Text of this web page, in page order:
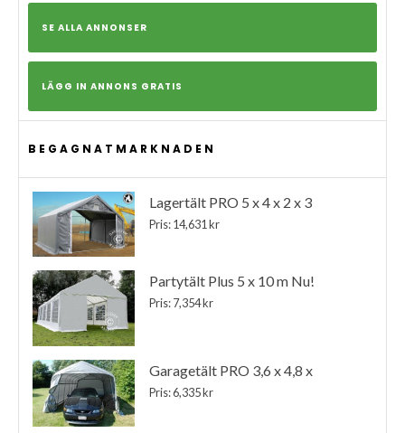
SE ALLA ANNONSER
LÄGG IN ANNONS GRATIS
BEGAGNATMARKNADEN
Lagertält PRO 5 x 4 x 2 x 3
Pris: 14,631 kr
Partytält Plus 5 x 10 m Nu!
Pris: 7,354 kr
Garagetält PRO 3,6 x 4,8 x
Pris: 6,335 kr